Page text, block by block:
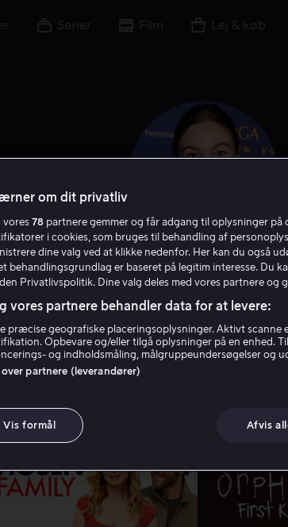
Serier Film Lej & køb
Julia Stiles
Instruktør Skuespiller Stemme
om dit privatliv
vores 78 partnere gemmer og får adgang til oplysninger på
i cookies, som bruges til behandling af
dine valg ved at klikke nedenfor. Her kan du også
behandlingsgrundlag er baseret på legitim interesse. Du
Privatlivspolitik. Dine valg deles med vores partnere
vores partnere behandler data for at levere:
præcise geografiske placeringsoplysninger. Aktivt scanne
Opbevare og/eller tilgå oplysninger på en enhed.
og indholdsmåling, målgruppeundersøgelser og
over partnere (leverandører)
Vis formål Afvis